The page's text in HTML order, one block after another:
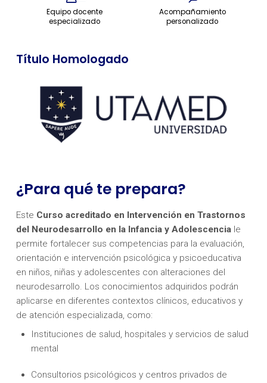
Equipo docente
especializado
Acompañamiento
personalizado
Título Homologado
¿Para qué te prepara?
Este Curso acreditado en Intervención en Trastornos
del Neurodesarrollo en la Infancia y Adolescenciale
permite fortalecer sus competencias para la evaluación,
orientación e intervención psicológica y psicoeducativa
en niños, niñas y adolescentes con alteraciones del
neurodesarrollo. Los conocimientos adquiridos podrán
aplicarse en diferentes contextos clínicos, educativos y
de atención especializada, como:
Instituciones de salud, hospitales y servicios de salud
mental
Consultorios psicológicos y centros privados de